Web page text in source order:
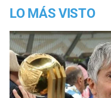
LO MÁS VISTO